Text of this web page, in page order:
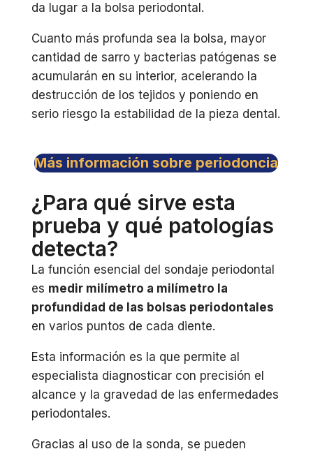
da lugar a la bolsa periodontal.
Cuanto más profunda sea la bolsa, mayor
cantidad de sarro y bacterias patógenas se
acumularán en su interior, acelerando la
destrucción de los tejidos y poniendo en
serio riesgo la estabilidad de la pieza dental.
Más información sobre periodoncia
¿Para qué sirve esta
prueba y qué patologías
detecta?
La función esencial del sondaje periodontal
es medir milímetro a milímetro la
profundidad de las bolsas periodontales
en varios puntos de cada diente.
Esta información es la que permite al
especialista diagnosticar con precisión el
alcance y la gravedad de las enfermedades
periodontales.
Gracias al uso de la sonda, se pueden